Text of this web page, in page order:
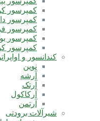
کمپرسور
کمپرسور
کمپرسور
کمپرسور
کمپرسور
کندانسور و
نوین
آرشه
آرتک
آرکاکول
آرتمن
شیرآلات برودتی